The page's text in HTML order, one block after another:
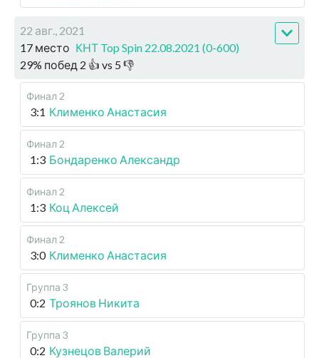
22 авг., 2021
17 место КНТ Top Spin 22.08.2021 (0-600)
29% побед 2 👍 vs 5 👎
Финал 2
3:1 Клименко Анастасия
Финал 2
1:3 Бондаренко Александр
Финал 2
1:3 Коц Алексей
Финал 2
3:0 Клименко Анастасия
Группа 3
0:2 Троянов Никита
Группа 3
0:2 Кузнецов Валерий